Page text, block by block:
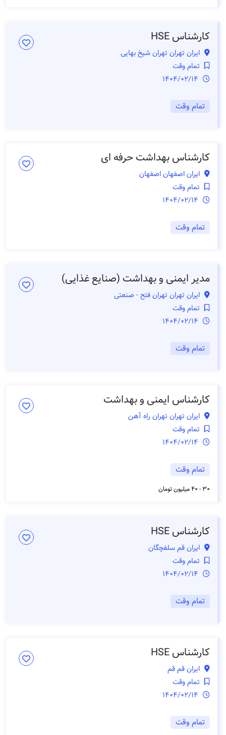
کارشناس HSE
ایران تهران تهران شیخ بهایی
تمام وقت
تمام وقت
کارشناس بهداشت حرفه ای
ایران اصفهان اصفهان
تمام وقت
تمام وقت
مدیر ایمنی و بهداشت (صنایع غذایی)
ایران تهران تهران فتح - صنعتی
تمام وقت
تمام وقت
کارشناس ایمنی و بهداشت
ایران تهران تهران راه آهن
تمام وقت
تمام وقت
کارشناس HSE
ایران قم سلفچگان
تمام وقت
تمام وقت
کارشناس HSE
ایران قم قم
تمام وقت
تمام وقت